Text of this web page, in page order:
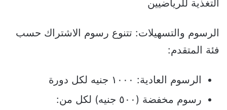
التغذية للرياضيين
الرسوم والتسهيلات: تتنوع رسوم الاشتراك حسب
فئة المتقدم:
الرسوم العادية: ١٠٠٠ جنيه لكل دورة
رسوم مخفضة (٥٠٠ جنيه) لكل من: